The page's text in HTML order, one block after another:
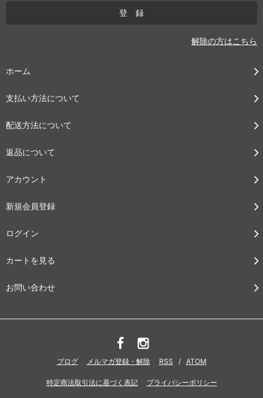
解除の方はこちら
ホーム
支払い方法について
配送方法について
返品について
アカウント
新規会員登録
ログイン
カートを見る
お問い合わせ
ブログ メルマガ登録・解除 RSS / ATOM
特定商法取引法に基づく表記 プライバシーポリシー